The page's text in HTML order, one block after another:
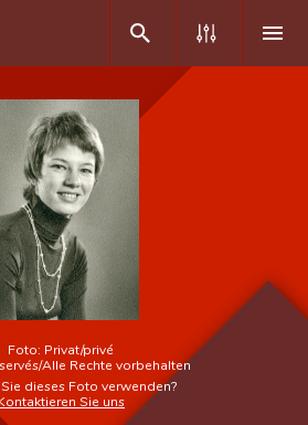
Antworten
Foto: Privat/privé
Alle Rechte vorbehalten
dieses Foto verwenden?
Sie uns